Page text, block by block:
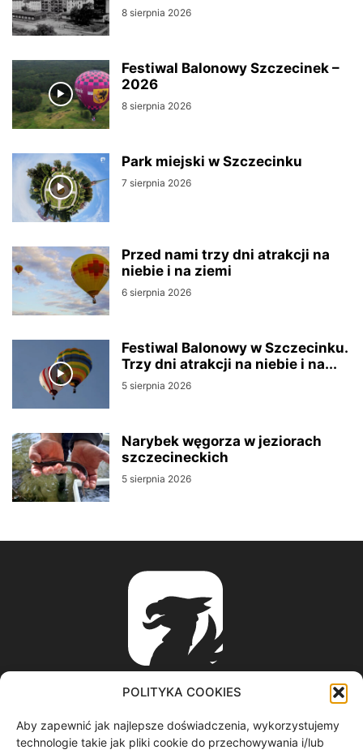
POLITYKA COOKIES
Aby zapewnić jak najlepsze doświadczenia, wykorzystujemy
technologie takie jak pliki cookie do przechowywania i/lub
8 sierpnia 2026
Festiwal Balonowy Szczecinek –
2026
8 sierpnia 2026
Park miejski w Szczecinku
7 sierpnia 2026
Przed nami trzy dni atrakcji na
niebie i na ziemi
6 sierpnia 2026
Festiwal Balonowy w Szczecinku.
Trzy dni atrakcji na niebie i na...
5 sierpnia 2026
Narybek węgorza w jeziorach
szczecineckich
5 sierpnia 2026
ABOUT US